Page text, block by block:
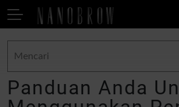
Panduan Anda